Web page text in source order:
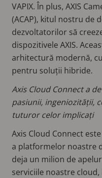
VAPIX. În plus, AXIS
(ACAP), kitul nostru de
dezvoltatorilor să
dispozitivele AXIS.
arhitectură modernă,
pentru soluții hibride.
Axis Cloud Connect a
pasiunii, ingeniozității,
tuturor celor implicați
Axis Cloud Connect
a platformelor noastre
deja un milion de
serviciile noastre